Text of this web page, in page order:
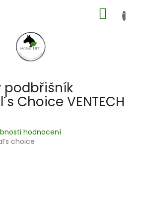
KOŠÍK
podbřišník
Choice VENTECH
hodnocení
choice